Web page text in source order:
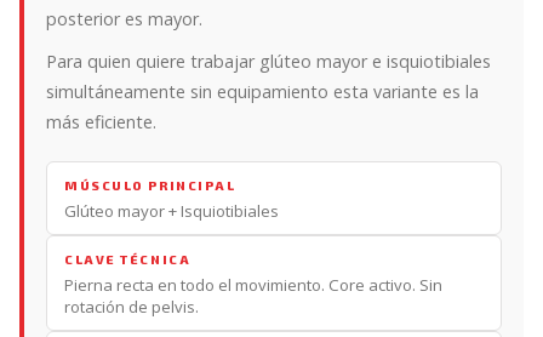
posterior es mayor.
Para quien quiere trabajar glúteo mayor e isquiotibiales
simultáneamente sin equipamiento esta variante es la
más eficiente.
MÚSCULO PRINCIPAL
Glúteo mayor + Isquiotibiales
CLAVE TÉCNICA
Pierna recta en todo el movimiento. Core activo. Sin
rotación de pelvis.